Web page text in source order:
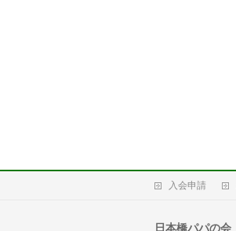
入会申請
日本橋パパの会